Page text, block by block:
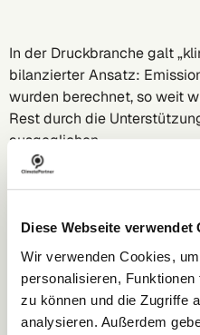
Diese Webseite verwendet
Wir verwenden Cookies,
personalisieren,
zu können und die Zugriffe
analysieren. Außerdem
In der Druckbranche galt
bilanzierter Ansatz:
wurden berechnet, so weit
Rest durch die
ausgeglichen.
Kommunikation führte das
Missverständnissen.
Mit der EmpCo Richtlinie
Aussagen zur